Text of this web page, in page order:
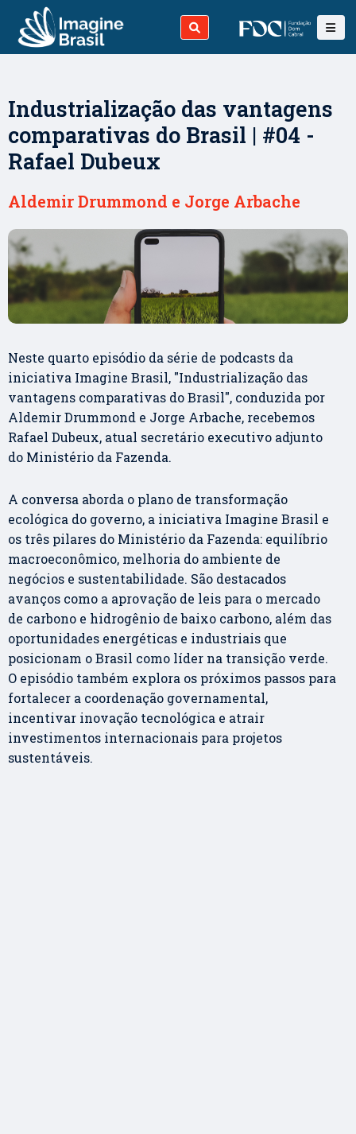
Industrialização das vantagens
comparativas do Brasil | #04 -
Rafael Dubeux
Aldemir Drummond e Jorge Arbache
Neste quarto episódio da série de podcasts da
iniciativa Imagine Brasil, "Industrialização das
vantagens comparativas do Brasil", conduzida por
Aldemir Drummond e Jorge Arbache, recebemos
Rafael Dubeux, atual secretário executivo adjunto
do Ministério da Fazenda.
A conversa aborda o plano de transformação
ecológica do governo, a iniciativa Imagine Brasil e
os três pilares do Ministério da Fazenda: equilíbrio
macroeconômico, melhoria do ambiente de
negócios e sustentabilidade. São destacados
avanços como a aprovação de leis para o mercado
de carbono e hidrogênio de baixo carbono, além das
oportunidades energéticas e industriais que
posicionam o Brasil como líder na transição verde.
O episódio também explora os próximos passos para
fortalecer a coordenação governamental,
incentivar inovação tecnológica e atrair
investimentos internacionais para projetos
sustentáveis.